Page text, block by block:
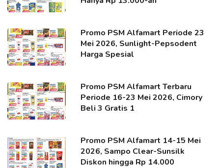
Promo PSM Alfamart Periode 23
Mei 2026, Sunlight-Pepsodent
Harga Spesial
Promo PSM Alfamart Terbaru
Periode 16-23 Mei 2026, Cimory
Beli 3 Gratis 1
Promo PSM Alfamart 14-15 Mei
2026, Sampo Clear-Sunsilk
Diskon hingga Rp 14.000